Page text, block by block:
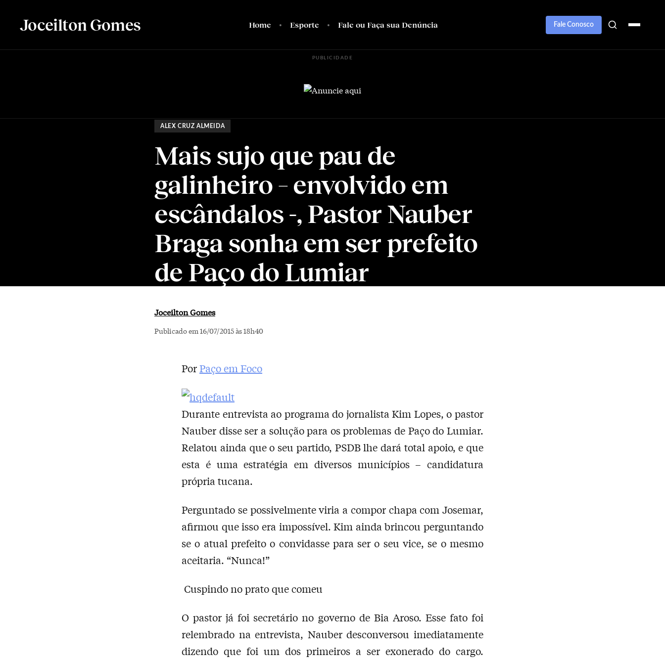
Joceilton Gomes Home Esporte Fale ou Faça sua Denúncia Fale Conosco
PUBLICIDADE
ALEX CRUZ ALMEIDA
Mais sujo que pau de
galinheiro – envolvido em
escândalos -, Pastor Nauber
Braga sonha em ser prefeito
de Paço do Lumiar
Joceilton Gomes
Publicado em 16/07/2015 às 18h40
PorPaço em Foco
Durante entrevista ao programa do jornalista Kim Lopes, o pastor
Nauber disse ser a solução para os problemas de Paço do Lumiar.
Relatou ainda que o seu partido, PSDB lhe dará total apoio, e que
esta é uma estratégia em diversos municípios – candidatura
própria tucana.
Perguntado se possivelmente viria a compor chapa com Josemar,
afirmou que isso era impossível. Kim ainda brincou perguntando
se o atual prefeito o convidasse para ser o seu vice, se o mesmo
aceitaria. “Nunca!”
Cuspindo no prato que comeu
O pastor já foi secretário no governo de Bia Aroso. Esse fato foi
relembrado na entrevista, Nauber desconversou imediatamente
dizendo que foi um dos primeiros a ser exonerado do cargo.